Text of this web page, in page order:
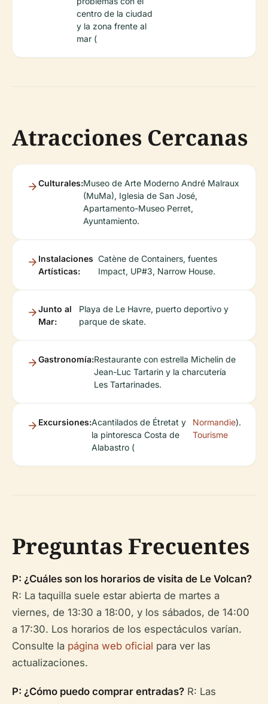
centro de la ciudad
y la zona frente al
mar (
Atracciones Cercanas
Culturales:Museo de Arte Moderno André Malraux
(MuMa), Iglesia de San José,
Apartamento-Museo Perret,
Ayuntamiento.
Instalaciones
Artísticas:
Catène de Containers, fuentes
Impact, UP#3, Narrow House.
Junto al
Mar:
Playa de Le Havre, puerto deportivo y
parque de skate.
Gastronomía:Restaurante con estrella Michelin de
Jean-Luc Tartarin y la charcutería
Les Tartarinades.
Excursiones:Acantilados de Étretat y
la pintoresca Costa de
Alabastro (
Normandie
Tourisme
).
Preguntas Frecuentes
P: ¿Cuáles son los horarios de visita de Le Volcan?
R: La taquilla suele estar abierta de martes a
viernes, de 13:30 a 18:00, y los sábados, de 14:00
a 17:30. Los horarios de los espectáculos varían.
Consulte la página web oficial para ver las
actualizaciones.
P: ¿Cómo puedo comprar entradas? R: Las